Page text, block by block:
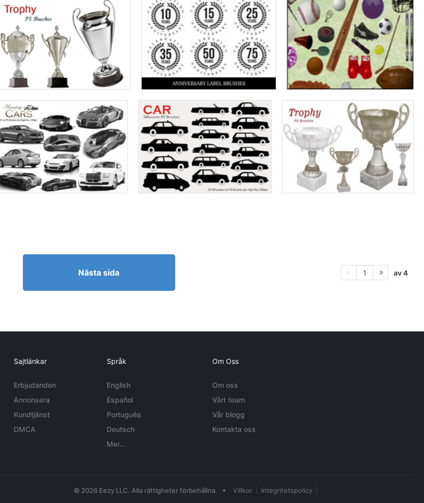
Nästa sida 1 av 4
Sajtlänkar
Erbjudanden
Annonsera
Kundtjänst
DMCA
Språk
English
Español
Português
Deutsch
Mer...
Om Oss
Om oss
Vårt team
Vår blogg
Kontakta oss
© 2026 Eezy LLC. Alla rättigheter förbehållna • Villkor Integritetspolicy